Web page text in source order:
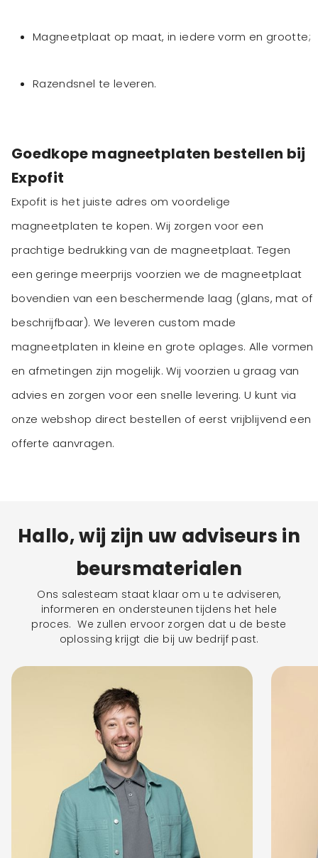
Magneetplaat op maat, in iedere vorm en grootte;
Razendsnel te leveren.
Goedkope magneetplaten bestellen bij
Expofit
Expofit is het juiste adres om voordelige
magneetplaten te kopen. Wij zorgen voor een
prachtige bedrukking van de magneetplaat. Tegen
een geringe meerprijs voorzien we de magneetplaat
bovendien van een beschermende laag (glans, mat of
beschrijfbaar). We leveren custom made
magneetplaten in kleine en grote oplages. Alle vormen
en afmetingen zijn mogelijk. Wij voorzien u graag van
advies en zorgen voor een snelle levering. U kunt via
onze webshop direct bestellen of eerst vrijblijvend een
offerte aanvragen.
Hallo, wij zijn uw adviseurs in
beursmaterialen
Ons salesteam staat klaar om u te adviseren,
informeren en ondersteunen tijdens het hele
proces. We zullen ervoor zorgen dat u de beste
oplossing krijgt die bij uw bedrijf past.